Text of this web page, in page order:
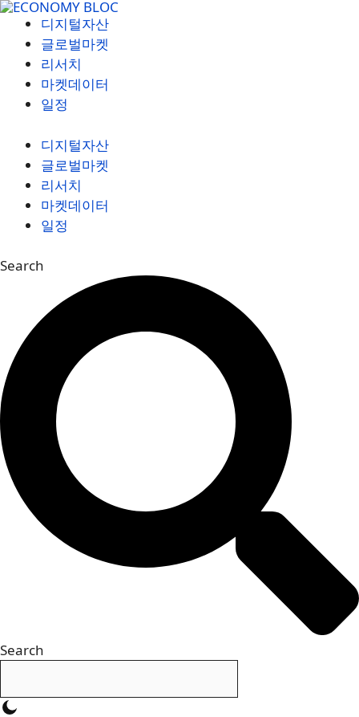
컨
디지털자산
글로벌마켓
리서치
마켓데이터
일정
디지털자산
글로벌마켓
리서치
마켓데이터
일정
Search
Search